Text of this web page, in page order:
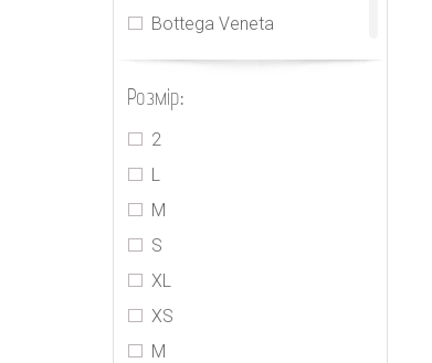
Bottega Veneta
CDR
Cecilie Bahnsen
CHNL
Elie Tahari
Gucci
Houseofcb
Innika Choo
Isabel Marant
Jacquemus
Розмір:
2
L
M
S
XL
XS
М